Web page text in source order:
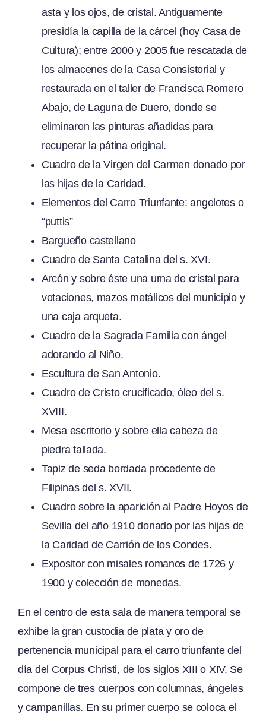
asta y los ojos, de cristal. Antiguamente
presidía la capilla de la cárcel (hoy Casa de
Cultura); entre 2000 y 2005 fue rescatada de
los almacenes de la Casa Consistorial y
restaurada en el taller de Francisca Romero
Abajo, de Laguna de Duero, donde se
eliminaron las pinturas añadidas para
recuperar la pátina original.
Cuadro de la Virgen del Carmen donado por
las hijas de la Caridad.
Elementos del Carro Triunfante: angelotes o
“puttis”
Bargueño castellano
Cuadro de Santa Catalina del s. XVI.
Arcón y sobre éste una urna de cristal para
votaciones, mazos metálicos del municipio y
una caja arqueta.
Cuadro de la Sagrada Familia con ángel
adorando al Niño.
Escultura de San Antonio.
Cuadro de Cristo crucificado, óleo del s.
XVIII.
Mesa escritorio y sobre ella cabeza de
piedra tallada.
Tapiz de seda bordada procedente de
Filipinas del s. XVII.
Cuadro sobre la aparición al Padre Hoyos de
Sevilla del año 1910 donado por las hijas de
la Caridad de Carrión de los Condes.
Expositor con misales romanos de 1726 y
1900 y colección de monedas.
En el centro de esta sala de manera temporal se
exhibe la gran custodia de plata y oro de
pertenencia municipal para el carro triunfante del
día del Corpus Christi, de los siglos XIII o XIV. Se
compone de tres cuerpos con columnas, ángeles
y campanillas. En su primer cuerpo se coloca el